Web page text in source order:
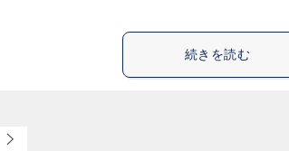
続きを読む